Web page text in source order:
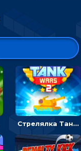
Стрелялка Танковые войны: бить по танку врага, чтобы уничтожить зло